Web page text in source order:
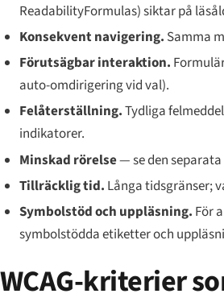
ReadabilityFormulas) siktar på
Konsekvent navigering. Samma
Förutsägbar interaktion.
auto-omdirigering vid val).
Felåterställning.Tydliga
indikatorer.
Minskad rörelse— se den separata
Tillräcklig tid. Långa tidsgränser;
Symbolstöd och uppläsning. För
symbolstödda etiketter och
WCAG-kriterier